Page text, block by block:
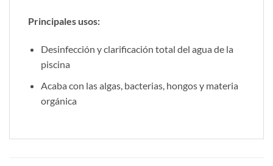
Principales usos:
Desinfección y clarificación total del agua de la
piscina
Acaba con las algas, bacterias, hongos y materia
orgánica